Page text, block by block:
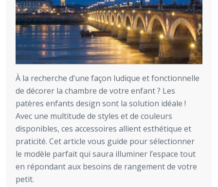
À la recherche d’une façon ludique et fonctionnelle
de décorer la chambre de votre enfant ? Les
patères enfants design sont la solution idéale !
Avec une multitude de styles et de couleurs
disponibles, ces accessoires allient esthétique et
praticité. Cet article vous guide pour sélectionner
le modèle parfait qui saura illuminer l’espace tout
en répondant aux besoins de rangement de votre
petit.